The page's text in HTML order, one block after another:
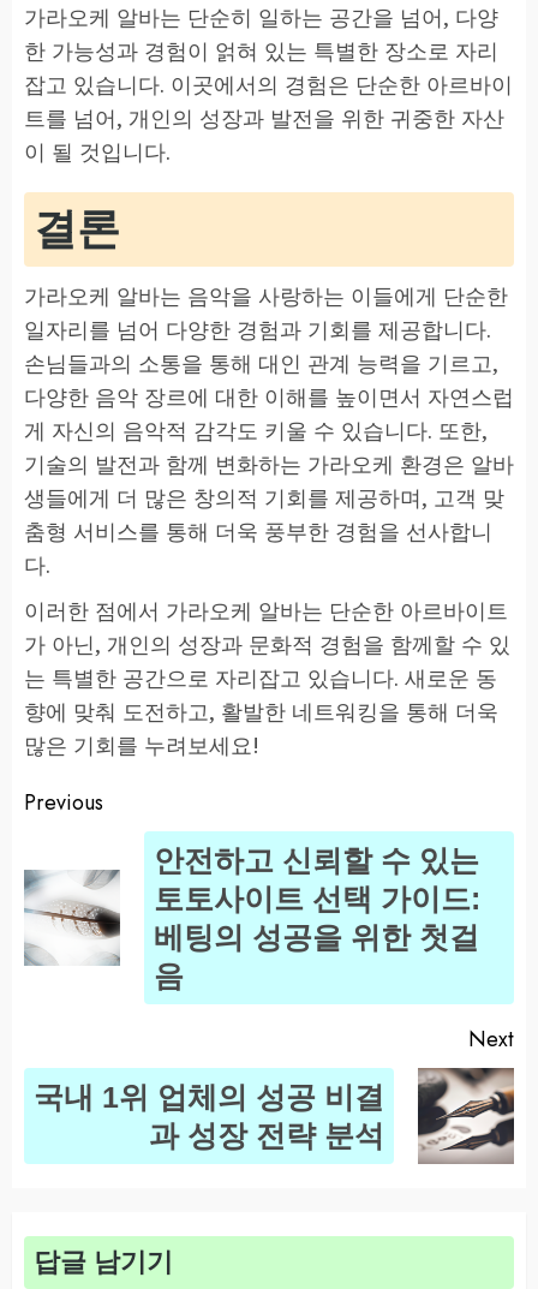
가라오케 알바는 단순히 일하는 공간을 넘어, 다양
한 가능성과 경험이 얽혀 있는 특별한 장소로 자리
잡고 있습니다. 이곳에서의 경험은 단순한 아르바이
트를 넘어, 개인의 성장과 발전을 위한 귀중한 자산
이 될 것입니다.
결론
가라오케 알바는 음악을 사랑하는 이들에게 단순한
일자리를 넘어 다양한 경험과 기회를 제공합니다.
손님들과의 소통을 통해 대인 관계 능력을 기르고,
다양한 음악 장르에 대한 이해를 높이면서 자연스럽
게 자신의 음악적 감각도 키울 수 있습니다. 또한,
기술의 발전과 함께 변화하는 가라오케 환경은 알바
생들에게 더 많은 창의적 기회를 제공하며, 고객 맞
춤형 서비스를 통해 더욱 풍부한 경험을 선사합니
다.
이러한 점에서 가라오케 알바는 단순한 아르바이트
가 아닌, 개인의 성장과 문화적 경험을 함께할 수 있
는 특별한 공간으로 자리잡고 있습니다. 새로운 동
향에 맞춰 도전하고, 활발한 네트워킹을 통해 더욱
많은 기회를 누려보세요!
Post
navigation
Previous
안전하고 신뢰할 수 있는
토토사이트 선택 가이드:
베팅의 성공을 위한 첫걸
음
Next
Next
국내 1위 업체의 성공 비결
과 성장 전략 분석
답글 남기기